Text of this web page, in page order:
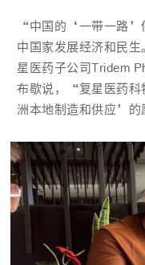
“中国的‘一带一路’
中国家发展经济和民
星医药子公司Tridem
布歇说，“复星医药科
洲本地制造和供应’的